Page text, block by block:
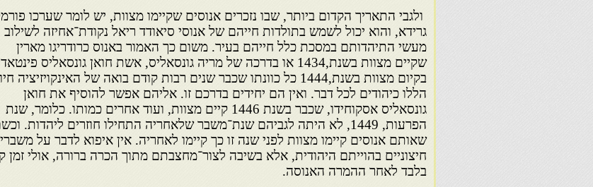
ולגבי התאריך הקדום ביותר, שבו נזכרים אנוסים שקיימו מצוות, יש לומר שערכו
גרידא, והוא יכול לשמש בתולדות חייהם של אנוסי סיאודד ריאל נקודת־אחיזה לשילוב
מעשי התיהדותם במסכת כלל חייהם בעיר. משום כך האמור באנוס כרודריגו מארין
שקיים מצוות בשנת,1434 או בדרכה של מריה גונסאליס, אשת חואן גונסאליס
בקיום מצוות בשנת,1444 כל כוונתו שכבר שנים רבות קודם בואה של האינקויזיציה חיו
הללו כיהודים לכל דבר. ואין הם יחידים בדרכם זו. אליהם אפשר להוסיף את חואן
גונסאליס אסקוחידו, שכבר בשנת 1446 קיים מצוות, ועוד אחרים כמותו. כלומר, שנת
הפרעות, 1449, לא היתה לגביהם שנת־משבר שלאחריה התחילו חוזרים ליהדות.
שאותם אנוסים קיימו מצוות לפני שנה זו כך קיימו לאחריה. אין איפוא לדבר על
חיצוניים בהוייתם היהודית, אלא בשיבה לצור־מחצבתם מתוך הכרה ברורה, אולי זמן
בלבד לאחר ההמרה האנוסה.